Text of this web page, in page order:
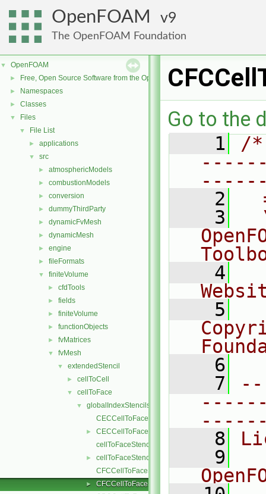
OpenFOAM 9
The OpenFOAM Foundation
▼ OpenFOAM
► Free, Open Source Software from the OpenFOAM Foundation
► Namespaces
► Classes
▼ Files
▼ File List
► applications
▼ src
► atmosphericModels
► combustionModels
► conversion
► dummyThirdParty
► dynamicFvMesh
► dynamicMesh
► engine
► fileFormats
▼ finiteVolume
► cfdTools
► fields
► finiteVolume
► functionObjects
► fvMatrices
▼ fvMesh
▼ extendedStencil
► cellToCell
▼ cellToFace
▼
globalIndexStencils
CECCellToFaceStencil.C
►
CECCellToFaceStencil.H
cellToFaceStencil.C
►
cellToFaceStencil.H
CFCCellToFaceStencil.C
►
CFCCellToFaceStencil.H
Go to the
    1
/
    2
    3
    4
    5
    6
    7
    8
    9